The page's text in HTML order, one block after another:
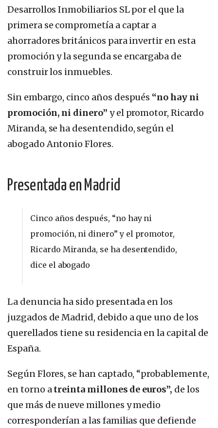
Desarrollos Inmobiliarios SL por el que la
primera se comprometía a captar a
ahorradores británicos para invertir en esta
promoción y la segunda se encargaba de
construir los inmuebles.
Sin embargo, cinco años después “no hay ni
promoción, ni dinero” y el promotor, Ricardo
Miranda, se ha desentendido, según el
abogado Antonio Flores.
Presentada en Madrid
Cinco años después, “no hay ni
promoción, ni dinero” y el promotor,
Ricardo Miranda, se ha desentendido,
dice el abogado
La denuncia ha sido presentada en los
juzgados de Madrid, debido a que uno de los
querellados tiene su residencia en la capital de
España.
Según Flores, se han captado, “probablemente,
en torno atreinta millones de euros”, de los
que más de nueve millones y medio
corresponderían a las familias que defiende